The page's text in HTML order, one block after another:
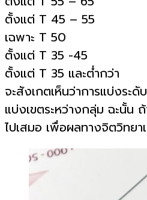
ตั้งแต่ T 45 – 55
เฉพาะ T 50 แปล
ตั้งแต่ T 35 -45
ตั้งแต่ T 35 และต่ำก
จะสังเกตเห็นว่าการแบ่งระ
แบ่งเขตระหว่างกลุ่ม ฉะนั้น
ไปเสมอ เพื่อผลทางจิตวิทย